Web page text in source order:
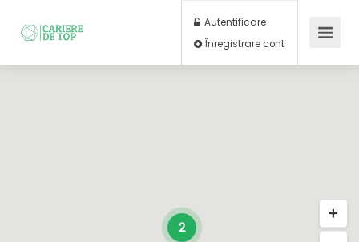
Autentificare
Înregistrare cont
2